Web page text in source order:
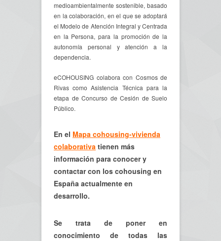
medioambientalmente sostenible, basado
en la colaboración, en el que se adoptará
el Modelo de Atención Integral y Centrada
en la Persona, para la promoción de la
autonomía personal y atención a la
dependencia.
eCOHOUSING colabora con Cosmos de
Rivas como Asistencia Técnica para la
etapa de Concurso de Cesión de Suelo
Público.
En el Mapa cohousing-vivienda
colaborativa tienen más
información para conocer y
contactar con los cohousing en
España actualmente en
desarrollo.
Se trata de poner en
conocimiento de todas las